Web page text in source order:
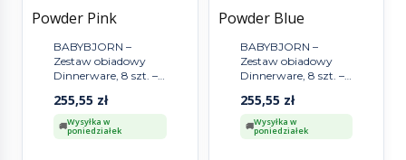
BABYBJORN –
Zestaw obiadowy
Dinnerware, 8 szt. –
255,55 zł
Wysyłka w
poniedziałek
BABYBJORN –
Zestaw obiadowy
Dinnerware, 8 szt. –
255,55 zł
Wysyłka w
poniedziałek